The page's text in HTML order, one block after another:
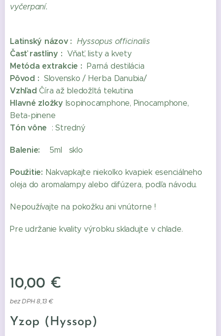
vyčerpaní.
Latinský názov : Hyssopus officinalis
Časť rastliny : Vňať, listy a kvety
Metóda extrakcie : Parná destilácia
Pôvod : Slovensko / Herba Danubia/
Vzhľad Číra až bledožltá tekutina
Hlavné zložky Isopinocamphone, Pinocamphone,
Beta-pinene
Tón vône : Stredný
Balenie: 5ml sklo
Použitie: Nakvapkajte niekoľko kvapiek esenciálneho
oleja do aromalampy alebo difúzera, podľa návodu.
Nepoužívajte na pokožku ani vnútorne !
Pre udržanie kvality výrobku skladujte v chlade.
10,00 €
bez DPH 8,13 €
Yzop (Hyssop)